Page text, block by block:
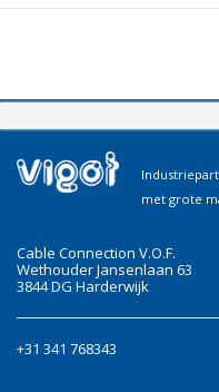
met grote
Cable Connection V.O.F.
Wethouder Jansenlaan 63
3844 DG Harderwijk
+31 341 768343